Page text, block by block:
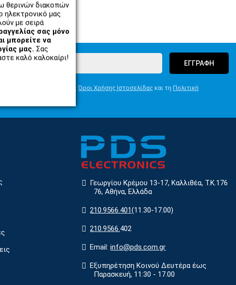
θερινών διακοπών
μας
με σειρά
σας μόνο
μπορείτε να
μας. Σας
καλό καλοκαίρι!
ΕΓΓΡΑΦΗ
Συμφωνώ με τους Όροι Χρήσης Ιστοσελίδας και τη Πολιτική
Γεωργίου Κρέμου 13-17, Καλλιθέα, Τ.Κ.176
76, Αθήνα, Ελλάδα
210.9566.401(11.30-17.00)
210.9566.402
Email:info@pds.com.gr
Εξυπηρέτηση Κοινού Δευτέρα έως
Παρασκευή, 11:30 - 17.00